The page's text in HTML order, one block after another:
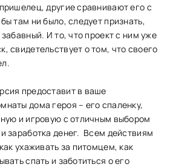
другие сравнивают его с
там ни было, следует признать,
И то, что проект с ним уже
свидетельствует о том, что своего
предоставит в ваше
дома героя – его спаленку,
и игровую с отличным выбором
заработка денег. Всем действиям
ухаживать за питомцем, как
спать и заботиться о его